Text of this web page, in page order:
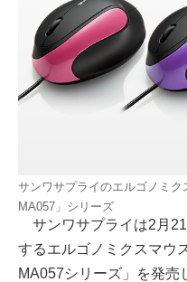
サンワサプライのエルゴノミ
MA057」シリーズ
サンワサプライは2月
するエルゴノミクスマウ
MA057シリーズ」を発売